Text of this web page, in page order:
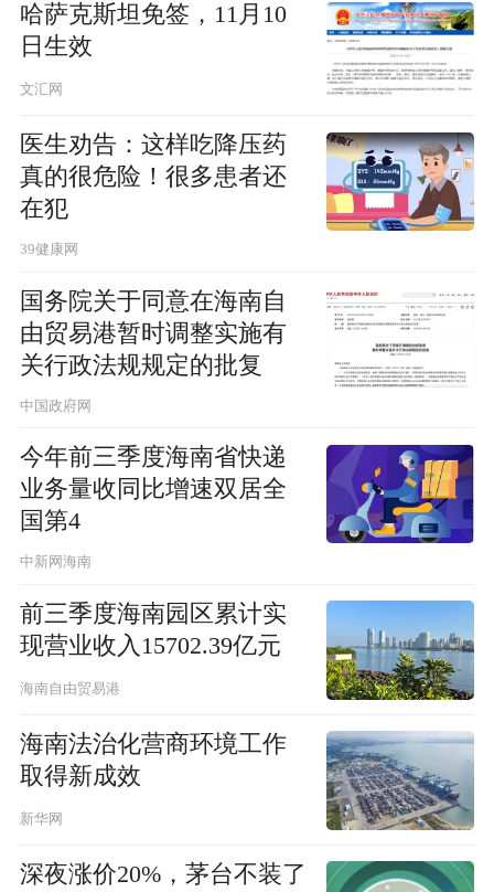
哈萨克斯坦免签，11月10
日生效
文汇网
医生劝告：这样吃降压药
真的很危险！很多患者还
在犯
39健康网
国务院关于同意在海南自
由贸易港暂时调整实施有
关行政法规规定的批复
中国政府网
今年前三季度海南省快递
业务量收同比增速双居全
国第4
中新网海南
前三季度海南园区累计实
现营业收入15702.39亿元
海南自由贸易港
海南法治化营商环境工作
取得新成效
新华网
深夜涨价20%，茅台不装了